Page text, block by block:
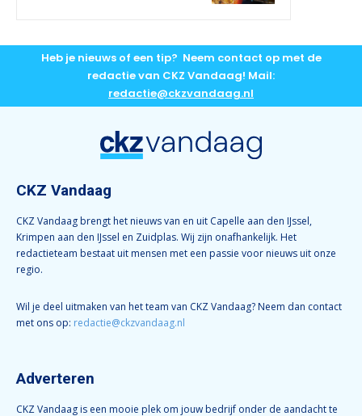
Heb je nieuws of een tip? Neem contact op met de
redactie van CKZ Vandaag! Mail:
redactie@ckzvandaag.nl
CKZ Vandaag
CKZ Vandaag brengt het nieuws van en uit Capelle aan den IJssel,
Krimpen aan den IJssel en Zuidplas. Wij zijn onafhankelijk. Het
redactieteam bestaat uit mensen met een passie voor nieuws uit onze
regio.
Wil je deel uitmaken van het team van CKZ Vandaag? Neem dan contact
met ons op: redactie@ckzvandaag.nl
Adverteren
CKZ Vandaag is een mooie plek om jouw bedrijf onder de aandacht te